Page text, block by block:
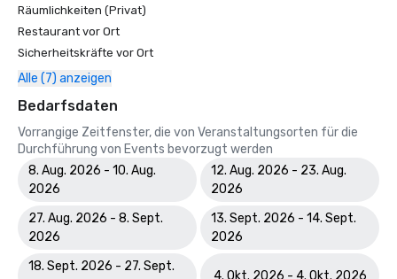
Räumlichkeiten (Privat)
Restaurant vor Ort
Sicherheitskräfte vor Ort
Alle (7) anzeigen
Bedarfsdaten
Vorrangige Zeitfenster, die von Veranstaltungsorten für die
Durchführung von Events bevorzugt werden
8. Aug. 2026 - 10. Aug.
2026
12. Aug. 2026 - 23. Aug.
2026
27. Aug. 2026 - 8. Sept.
2026
13. Sept. 2026 - 14. Sept.
2026
18. Sept. 2026 - 27. Sept.
4. Okt. 2026 - 4. Okt. 2026